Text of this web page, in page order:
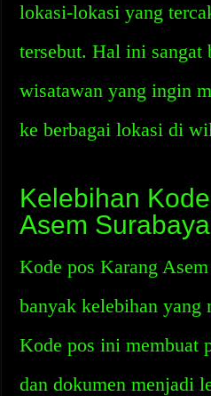
lokasi-lokasi yang
tersebut. Hal ini sangat
wisatawan yang ingin
ke berbagai lokasi di
Kelebihan
Asem Surabaya
Kode pos Karang
banyak kelebihan yang
Kode pos ini membuat
dan dokumen menjadi